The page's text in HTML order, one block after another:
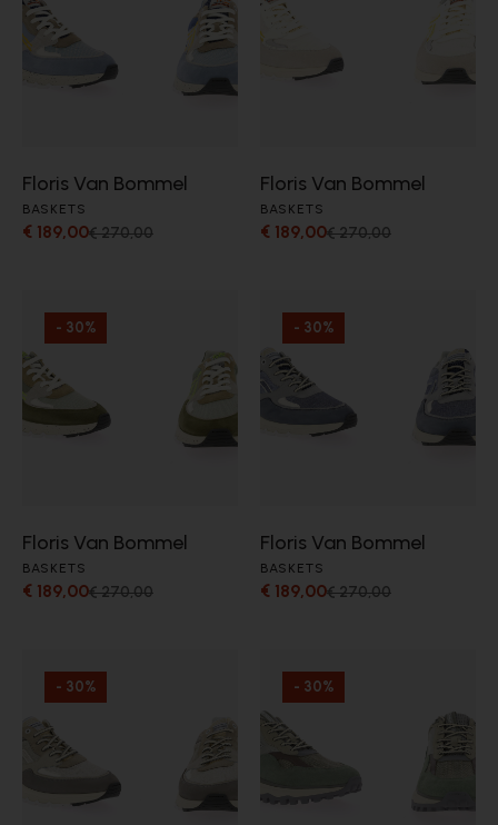
Floris Van Bommel
BASKETS
€ 189,00€ 270,00
Floris Van Bommel
BASKETS
€ 189,00€ 270,00
- 30%
Floris Van Bommel
BASKETS
€ 189,00€ 270,00
- 30%
Floris Van Bommel
BASKETS
€ 189,00€ 270,00
- 30% - 30%